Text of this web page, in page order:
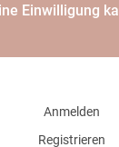
Einwilligung
Anmelden
Registrieren